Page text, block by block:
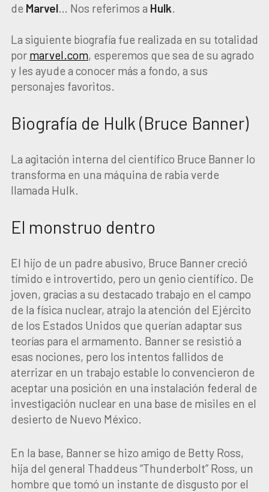
de Marvel… Nos referimos a Hulk.
La siguiente biografía fue realizada en su totalidad
por marvel.com, esperemos que sea de su agrado
y les ayude a conocer más a fondo, a sus
personajes favoritos.
Biografía de Hulk (Bruce Banner)
La agitación interna del científico Bruce Banner lo
transforma en una máquina de rabia verde
llamada Hulk.
El monstruo dentro
El hijo de un padre abusivo, Bruce Banner creció
tímido e introvertido, pero un genio científico. De
joven, gracias a su destacado trabajo en el campo
de la física nuclear, atrajo la atención del Ejército
de los Estados Unidos que querían adaptar sus
teorías para el armamento. Banner se resistió a
esas nociones, pero los intentos fallidos de
aterrizar en un trabajo estable lo convencieron de
aceptar una posición en una instalación federal de
investigación nuclear en una base de misiles en el
desierto de Nuevo México.
En la base, Banner se hizo amigo de Betty Ross,
hija del general Thaddeus “Thunderbolt” Ross, un
hombre que tomó un instante de disgusto por el